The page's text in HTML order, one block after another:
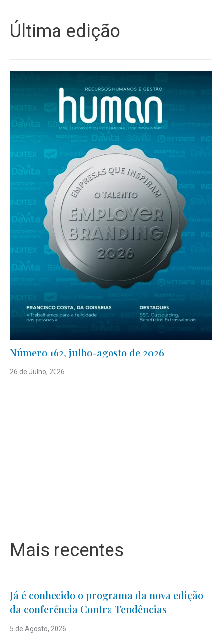
Última edição
Número 162, julho-agosto de 2026
26 de Julho, 2026
Mais recentes
Já é conhecido o programa da nova edição
da conferência Contra Tendências
5 de Agosto, 2026